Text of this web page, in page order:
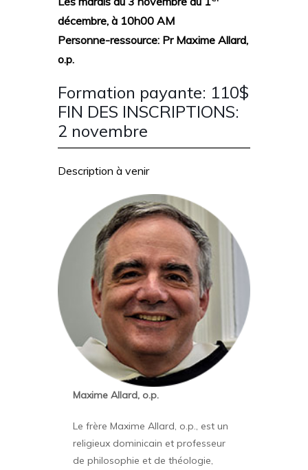
décembre, à 10h00 AM
Personne-ressource: Pr Maxime Allard,
o.p.
Formation payante: 110$
FIN DES INSCRIPTIONS:
2 novembre
Description à venir
Maxime Allard, o.p.
Le frère Maxime Allard, o.p., est un
religieux dominicain et professeur
de philosophie et de théologie,